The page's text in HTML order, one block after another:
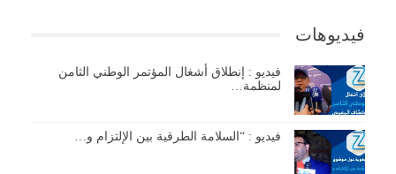
فيديوهات
فيديو : إنطلاق أشغال المؤتمر الوطني الثامن
لمنظمة…
فيديو : “السلامة الطرقية بين الإلتزام و…